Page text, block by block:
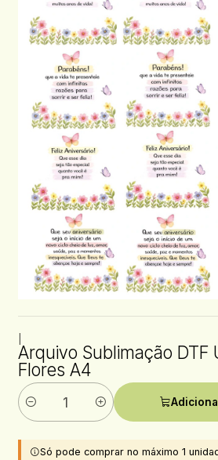
Arquivo Sublimação DTF
Flores A4
Quantidade
Só pode comprar no máximo 1